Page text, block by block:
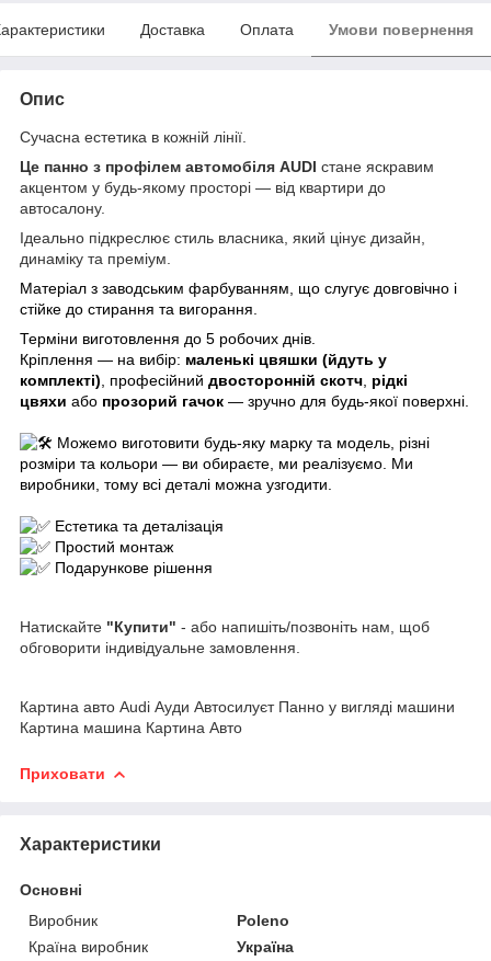
Доставка Оплата Умови повернення
Опис
Сучасна естетика в кожній лінії.
Це панно з профілем автомобіля AUDI стане яскравим
акцентом у будь-якому просторі — від квартири до
автосалону.
Ідеально підкреслює стиль власника, який цінує дизайн,
динаміку та преміум.
Матеріал з заводським фарбуванням, що слугує довговічно і
стійке до стирання та вигорання.
Терміни виготовлення до 5 робочих днів.
Кріплення — на вибір: маленькі цвяшки (йдуть у
комплекті) , професійний двосторонній скотч рідкі
цвяхи або прозорий гачок — зручно для будь-якої поверхні.
Можемо виготовити будь-яку марку та модель, різні
розміри та кольори — ви обираєте, ми реалізуємо. Ми
виробники, тому всі деталі можна узгодити.
Естетика та деталізація
Простий монтаж
Подарункове рішення
Натискайте "Купити" - або напишіть/позвоніть нам, щоб
обговорити індивідуальне замовлення.
Картина авто Audi Ауди Автосилуєт Панно у вигляді машини
Картина машина Картина Авто
Приховати
Характеристики
Основні
Виробник
Poleno
Країна виробник
Україна